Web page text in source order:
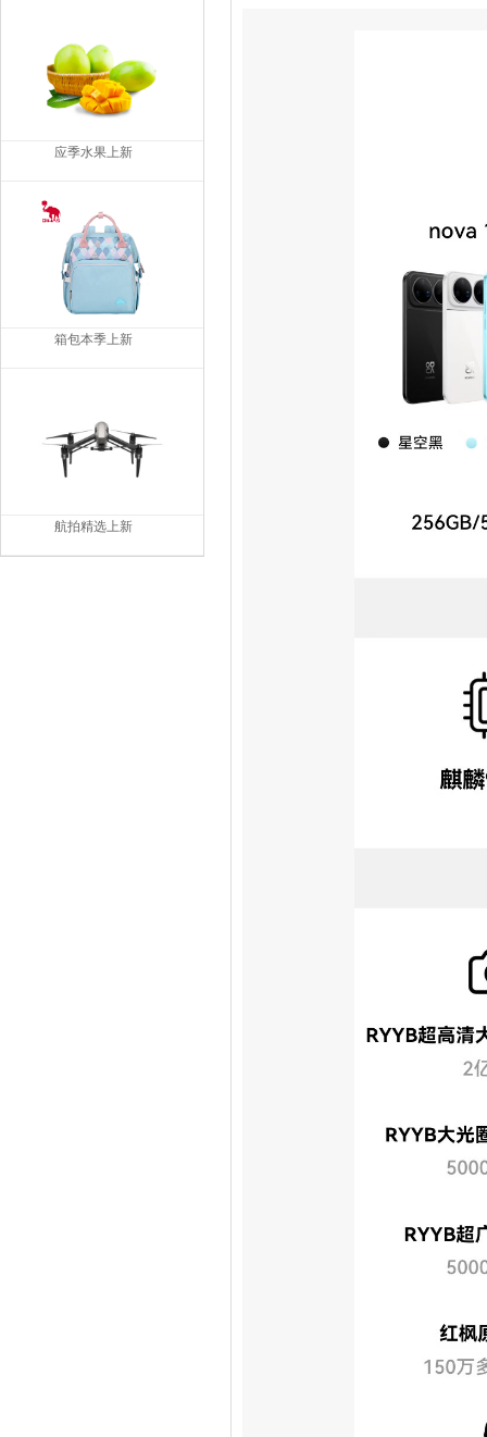
应季水果上新
箱包本季上新
航拍精选上新